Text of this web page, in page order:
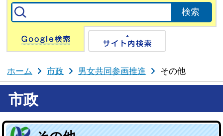
Google検索
ホーム 市政 男女共同参画推進 その他
市政